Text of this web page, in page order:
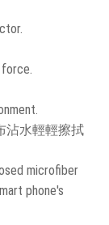
沾水輕輕擦拭
microfiber
phone's